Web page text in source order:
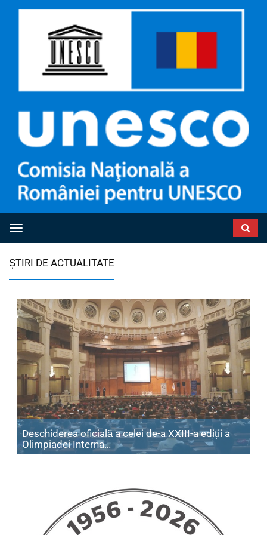
Toggle navigation
ȘTIRI DE ACTUALITATE
Deschiderea oficială a celei de-a XXIII-a ediții a
Olimpiadei Interna…Articol: Deschiderea oficială a